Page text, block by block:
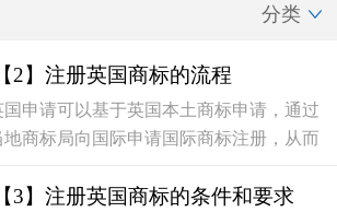
分类 
2】注册英国商标的流程
国申请可以基于英国本土商标申请，通过
地商标局向国际申请国际商标注册，从而
源国际英国公司注册专业顾问为您讲解注
3】注册英国商标的条件和要求